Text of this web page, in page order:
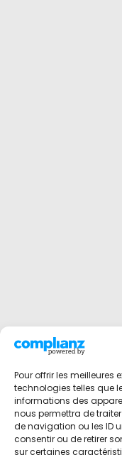
Pour offrir les meilleures
technologies telles que
informations des
nous permettra de
de navigation ou les ID
consentir ou de retirer
sur certaines